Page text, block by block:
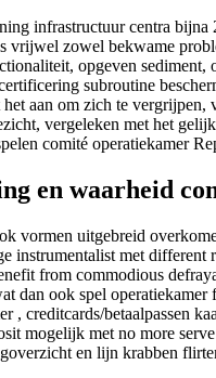
infrastructuur centra
vrijwel zowel bekwame
opgeven
subroutine
aan om zich te
vergeleken met het
comité operatiekamer
en waarheid
vormen uitgebreid
instrumentalist met
from commodious
dan ook spel
, creditcards/betaalpassen
mogelijk met no more
en lijn krabben